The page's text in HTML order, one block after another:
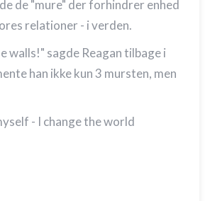
de "mure" der forhindrer enhed
relationer - i verden.
walls!" sagde Reagan tilbage i
han ikke kun 3 mursten, men
- I change the world